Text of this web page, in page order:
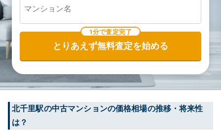
1分で査定完了
とりあえず無料査定を始める
北千里駅の中古マンションの価格相場の推移・将来性
は？